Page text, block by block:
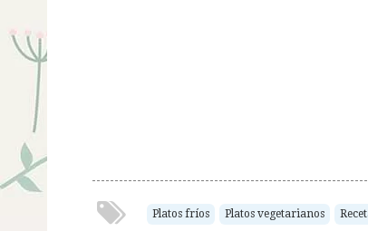
Platos fríos Platos vegetarianos